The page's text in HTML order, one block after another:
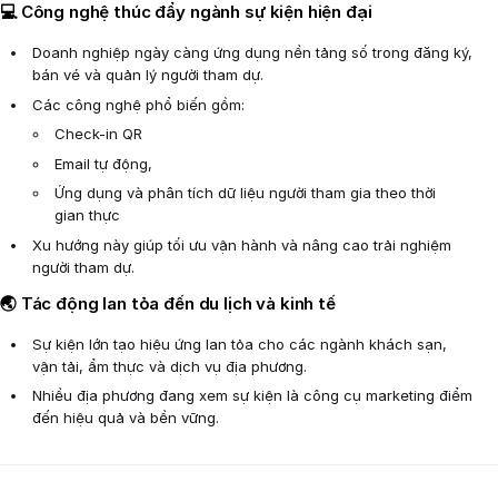
💻 Công nghệ thúc đẩy ngành sự kiện hiện đại
Doanh nghiệp ngày càng ứng dụng nền tảng số trong đăng ký,
bán vé và quản lý người tham dự.
Các công nghệ phổ biến gồm:
Check-in QR
Email tự động,
Ứng dụng và phân tích dữ liệu người tham gia theo thời
gian thực
Xu hướng này giúp tối ưu vận hành và nâng cao trải nghiệm
người tham dự.
🌏 Tác động lan tỏa đến du lịch và kinh tế
Sự kiện lớn tạo hiệu ứng lan tỏa cho các ngành khách sạn,
vận tải, ẩm thực và dịch vụ địa phương.
Nhiều địa phương đang xem sự kiện là công cụ marketing điểm
đến hiệu quả và bền vững.